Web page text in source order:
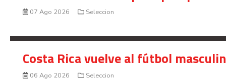
07 Ago 2026 Seleccion
Costa Rica vuelve al fútbol
06 Ago 2026 Seleccion